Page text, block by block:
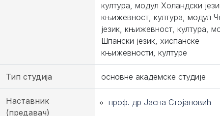
култура, модул Холандски
књижевност, култура, модул
језик, књижевност, култура,
Шпански језик, хиспанске
књижевности, културе
Тип студија основне академске студије
Наставник
(предавач)
проф. др Јасна Стојановић